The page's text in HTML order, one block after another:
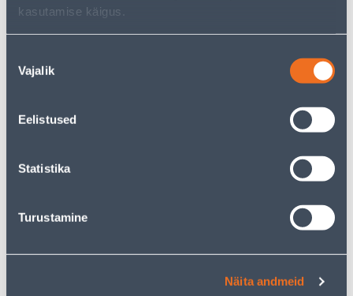
kasutamise käigus.
valik
Vajalik
Eelistused
Statistika
Turustamine
Näita andmeid
Kuumakse 54.67 €
Eeldatav kojuvedu al. 16,90 € al. 23.08.2026